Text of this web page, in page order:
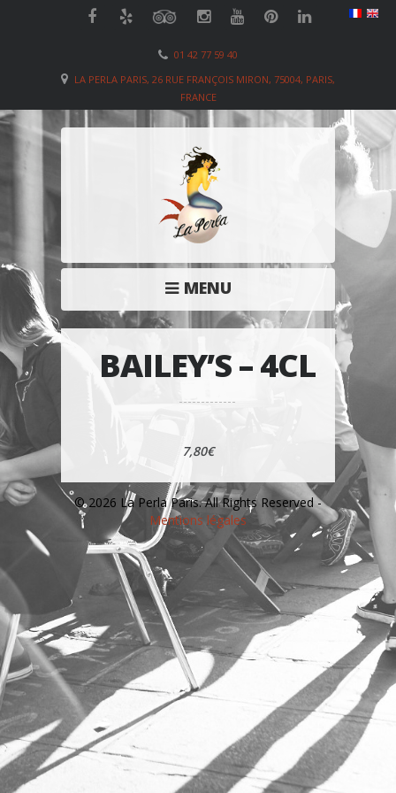
01 42 77 59 40
LA PERLA PARIS, 26 RUE FRANÇOIS MIRON, 75004, PARIS,
FRANCE
MENU
BAILEY’S – 4CL
7,80€
© 2026 La Perla Paris. All Rights Reserved -
Mentions légales